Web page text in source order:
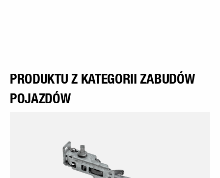
PRODUKTU Z KATEGORII ZABUDÓW
POJAZDÓW